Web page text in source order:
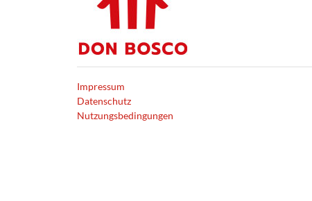
Impressum
Datenschutz
Nutzungsbedingungen